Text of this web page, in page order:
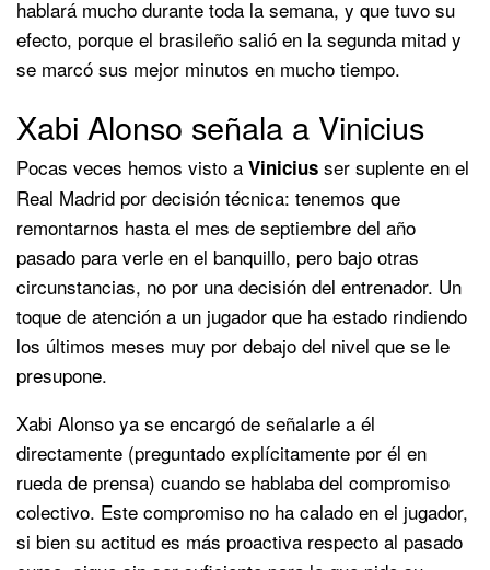
hablará mucho durante toda la semana, y que tuvo su
efecto, porque el brasileño salió en la segunda mitad y
se marcó sus mejor minutos en mucho tiempo.
Xabi Alonso señala a Vinicius
Pocas veces hemos visto a Vinicius ser suplente en el
Real Madrid por decisión técnica: tenemos que
remontarnos hasta el mes de septiembre del año
pasado para verle en el banquillo, pero bajo otras
circunstancias, no por una decisión del entrenador. Un
toque de atención a un jugador que ha estado rindiendo
los últimos meses muy por debajo del nivel que se le
presupone.
Xabi Alonso ya se encargó de señalarle a él
directamente (preguntado explícitamente por él en
rueda de prensa) cuando se hablaba del compromiso
colectivo. Este compromiso no ha calado en el jugador,
si bien su actitud es más proactiva respecto al pasado